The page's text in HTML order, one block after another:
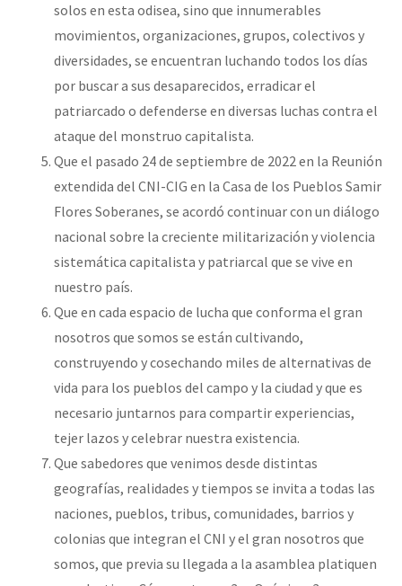
solos en esta odisea, sino que innumerables
movimientos, organizaciones, grupos, colectivos y
diversidades, se encuentran luchando todos los días
por buscar a sus desaparecidos, erradicar el
patriarcado o defenderse en diversas luchas contra el
ataque del monstruo capitalista.
Que el pasado 24 de septiembre de 2022 en la Reunión
extendida del CNI-CIG en la Casa de los Pueblos Samir
Flores Soberanes, se acordó continuar con un diálogo
nacional sobre la creciente militarización y violencia
sistemática capitalista y patriarcal que se vive en
nuestro país.
Que en cada espacio de lucha que conforma el gran
nosotros que somos se están cultivando,
construyendo y cosechando miles de alternativas de
vida para los pueblos del campo y la ciudad y que es
necesario juntarnos para compartir experiencias,
tejer lazos y celebrar nuestra existencia.
Que sabedores que venimos desde distintas
geografías, realidades y tiempos se invita a todas las
naciones, pueblos, tribus, comunidades, barrios y
colonias que integran el CNI y el gran nosotros que
somos, que previa su llegada a la asamblea platiquen